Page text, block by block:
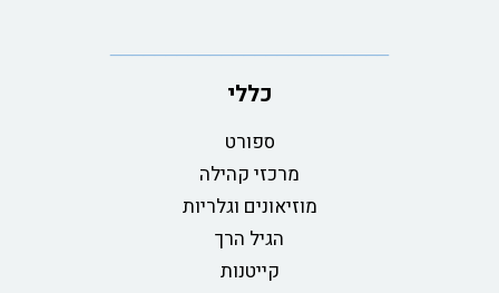
כללי
ספורט
מרכזי קהילה
מוזיאונים וגלריות
הגיל הרך
קייטנות